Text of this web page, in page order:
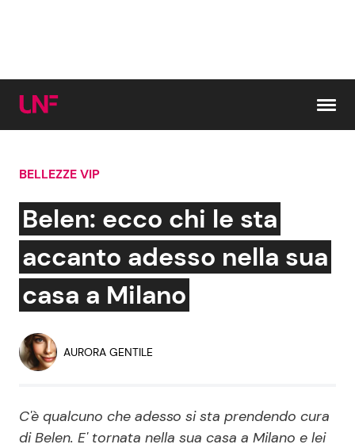
Cerca:
News e Cronaca
Attualità Italiana
Economia
Persone Scomparse
Gossip e TV
Bellezze VIP
Programmi TV
BELLEZZE VIP
Belen: ecco chi le sta
accanto adesso nella sua
casa a Milano
AURORA GENTILE
C'è qualcuno che adesso si sta prendendo cura
di Belen. E' tornata nella sua casa a Milano e lei